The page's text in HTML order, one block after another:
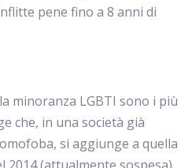
pene fino a 8 anni di
minoranza LGBTI sono i più
che, in una società già
si aggiunge a quella